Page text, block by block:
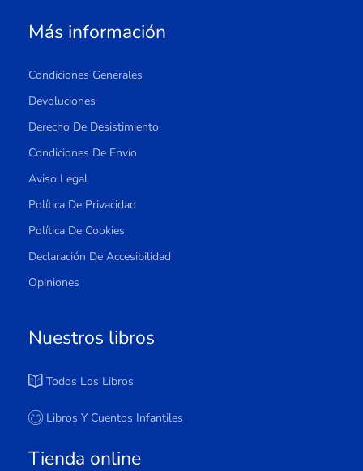
Más información
Condiciones Generales
Devoluciones
Derecho De Desistimiento
Condiciones De Envío
Aviso Legal
Política De Privacidad
Política De Cookies
Declaración De Accesibilidad
Opiniones
Nuestros libros
Todos Los Libros
Libros Y Cuentos Infantiles
Tienda online